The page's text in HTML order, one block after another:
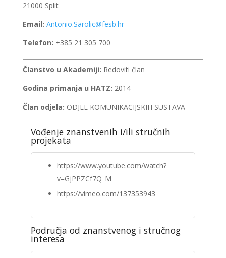
21000 Split
Email: Antonio.Sarolic@fesb.hr
Telefon: +385 21 305 700
Članstvo u Akademiji: Redoviti član
Godina primanja u HATZ: 2014
Član odjela: ODJEL KOMUNIKACIJSKIH SUSTAVA
Vođenje znanstvenih i/ili stručnih
projekata
https://www.youtube.com/watch?
v=GjPPZCf7Q_M
https://vimeo.com/137353943
Područja od znanstvenog i stručnog
interesa